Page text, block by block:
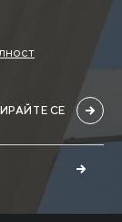
СЕ